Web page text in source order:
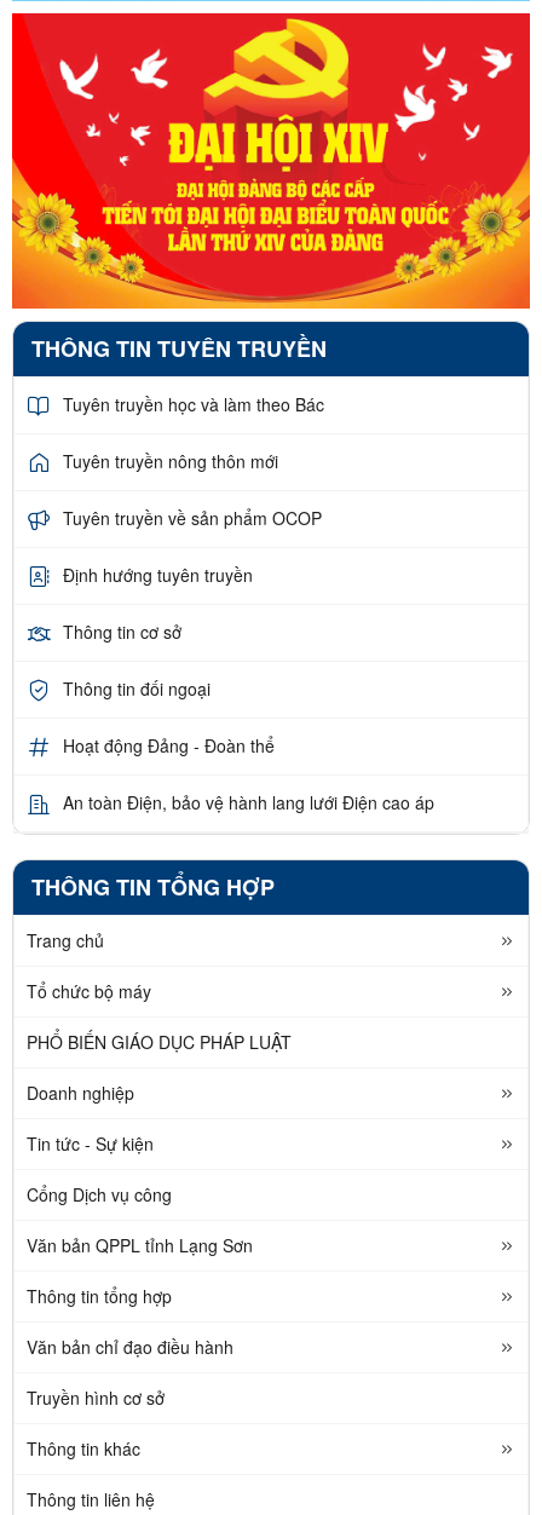
THÔNG TIN TUYÊN TRUYỀN
Tuyên truyền học và làm theo Bác
Tuyên truyền nông thôn mới
Tuyên truyền về sản phẩm OCOP
Định hướng tuyên truyền
Thông tin cơ sở
Thông tin đối ngoại
Hoạt động Đảng - Đoàn thể
An toàn Điện, bảo vệ hành lang lưới Điện cao áp
THÔNG TIN TỔNG HỢP
Trang chủ
Tổ chức bộ máy
PHỔ BIẾN GIÁO DỤC PHÁP LUẬT
Doanh nghiệp
Tin tức - Sự kiện
Cổng Dịch vụ công
Văn bản QPPL tỉnh Lạng Sơn
Thông tin tổng hợp
Văn bản chỉ đạo điều hành
Truyền hình cơ sở
Thông tin khác
Thông tin liên hệ